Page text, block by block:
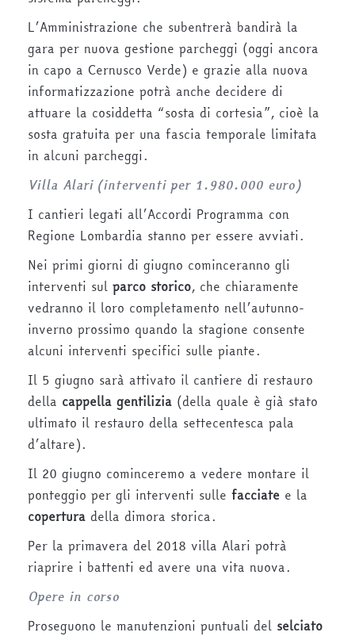
L’Amministrazione che subentrerà bandirà la
gara per nuova gestione parcheggi (oggi ancora
in capo a Cernusco Verde) e grazie alla nuova
informatizzazione potrà anche decidere di
attuare la cosiddetta “sosta di cortesia”, cioè la
sosta gratuita per una fascia temporale limitata
in alcuni parcheggi.
Villa Alari (interventi per 1.980.000 euro)
I cantieri legati all’Accordi Programma con
Regione Lombardia stanno per essere avviati.
Nei primi giorni di giugno cominceranno gli
interventi sul parco storico, che chiaramente
vedranno il loro completamento nell’autunno-
inverno prossimo quando la stagione consente
alcuni interventi specifici sulle piante.
Il 5 giugno sarà attivato il cantiere di restauro
della cappella gentilizia (della quale è già stato
ultimato il restauro della settecentesca pala
d’altare).
Il 20 giugno cominceremo a vedere montare il
ponteggio per gli interventi sulle facciate e la
copertura della dimora storica.
Per la primavera del 2018 villa Alari potrà
riaprire i battenti ed avere una vita nuova.
Opere in corso
Proseguono le manutenzioni puntuali del selciato